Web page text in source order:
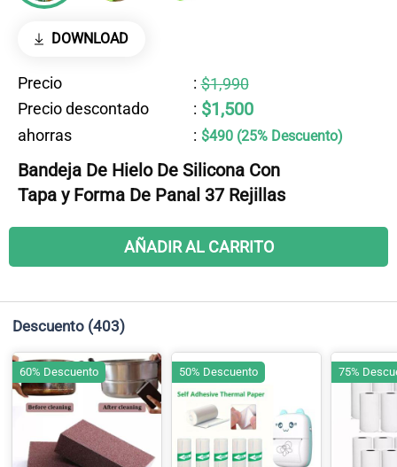
DOWNLOAD
Precio : $1,990
Precio descontado
: $1,500
ahorras : $490 (25% Descuento)
Bandeja De Hielo De Silicona Con
Tapa y Forma De Panal 37 Rejillas
AÑADIR AL CARRITO
Descuento (403)
60% Descuento 50% Descuento 75%